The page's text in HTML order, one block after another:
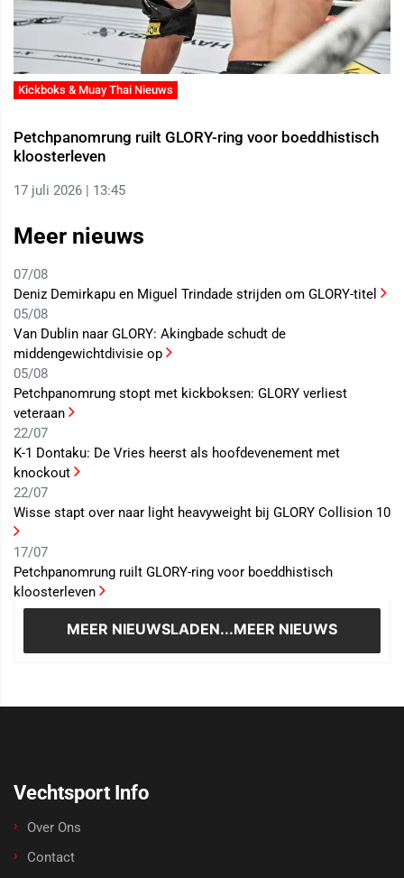
Kickboks & Muay Thai Nieuws
Petchpanomrung ruilt GLORY-ring voor boeddhistisch
kloosterleven
17 juli 2026 | 13:45
Meer nieuws
07/08
Deniz Demirkapu en Miguel Trindade strijden om GLORY-titel
05/08
Van Dublin naar GLORY: Akingbade schudt de
middengewichtdivisie op
05/08
Petchpanomrung stopt met kickboksen: GLORY verliest
veteraan
22/07
K-1 Dontaku: De Vries heerst als hoofdevenement met
knockout
22/07
Wisse stapt over naar light heavyweight bij GLORY Collision 10
17/07
Petchpanomrung ruilt GLORY-ring voor boeddhistisch
kloosterleven
MEER NIEUWSLADEN...MEER NIEUWS
Vechtsport Info
Over Ons
Contact